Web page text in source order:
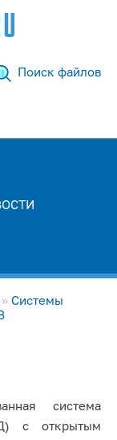
Поиск файлов
» Системы
система
с открытым